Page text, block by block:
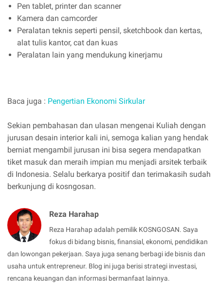
Pen tablet, printer dan scanner
Kamera dan camcorder
Peralatan teknis seperti pensil, sketchbook dan kertas,
alat tulis kantor, cat dan kuas
Peralatan lain yang mendukung kinerjamu
Baca juga : Pengertian Ekonomi Sirkular
Sekian pembahasan dan ulasan mengenai Kuliah dengan
jurusan desain interior kali ini, semoga kalian yang hendak
berniat mengambil jurusan ini bisa segera mendapatkan
tiket masuk dan meraih impian mu menjadi arsitek terbaik
di Indonesia. Selalu berkarya positif dan terimakasih sudah
berkunjung di kosngosan.
Reza Harahap
Reza Harahap adalah pemilik KOSNGOSAN. Saya
fokus di bidang bisnis, finansial, ekonomi, pendidikan
dan lowongan pekerjaan. Saya juga senang berbagi ide bisnis dan
usaha untuk entrepreneur. Blog ini juga berisi strategi investasi,
rencana keuangan dan informasi bermanfaat lainnya.